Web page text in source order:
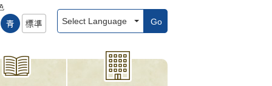
Go